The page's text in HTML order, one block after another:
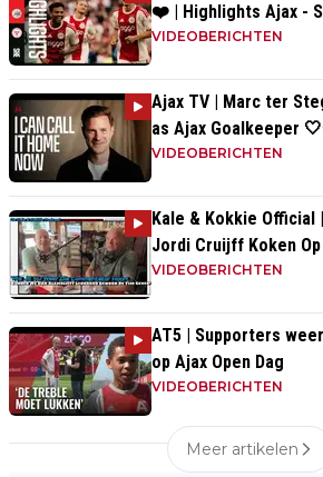
❤️ | Highlights Ajax -
VIDEOBERICHTEN
Ajax TV | Marc ter
as Ajax Goalkeeper
VIDEOBERICHTEN
Kale & Kokkie
Jordi Cruijff Koken
VIDEOBERICHTEN
AT5 | Supporters
op Ajax Open Dag
VIDEOBERICHTEN
Meer artikelen